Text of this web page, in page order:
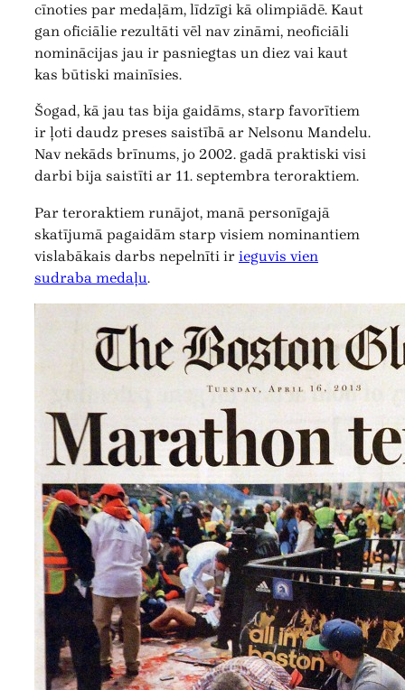
cīnoties par medaļām, līdzīgi kā olimpiādē. Kaut
gan oficiālie rezultāti vēl nav zināmi, neoficiāli
nominācijas jau ir pasniegtas un diez vai kaut
kas būtiski mainīsies.
Šogad, kā jau tas bija gaidāms, starp favorītiem
ir ļoti daudz preses saistībā ar Nelsonu Mandelu.
Nav nekāds brīnums, jo 2002. gadā praktiski visi
darbi bija saistīti ar 11. septembra teroraktiem.
Par teroraktiem runājot, manā personīgajā
skatījumā pagaidām starp visiem nominantiem
vislabākais darbs nepelnīti ir ieguvis vien
sudraba medaļu.